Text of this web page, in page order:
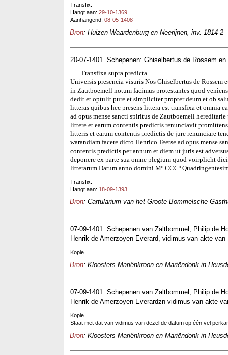
Transfix.
Hangt aan: 29-10-1369
Aanhangend: 08-05-1408
Bron: Huizen Waardenburg en Neerijnen, inv. 1814-2
20-07-1401. Schepenen: Ghiselbertus de Rossem
Transfixa supra predicta
Universis presencia visuris Nos Ghiselbertus de Rossem
in Zautboemell notum facimus protestantes quod
dedit et optulit pure et simpliciter propter deum et ob
litteras quibus hec presens littera est transfixa et omnia
ad opus mense sancti spiritus de Zautboemell
littere et earum contentis predictis renunciavit
litteris et earum contentis predictis de jure renunciare
warandiam facere dicto Henrico Teetse ad opus mense
contentis predictis per annum et diem ut juris est
deponere ex parte sua omne plegium quod voirplicht
litterarum Datum anno domini Mº CCCº
Transfix.
Hangt aan: 18-09-1393
Bron: Cartularium van het Groote Bommelsche
07-09-1401. Schepenen van Zaltbommel, Philip de
Henrik de Amerzoyen Everard, vidimus van akte van
Kopie.
Bron: Kloosters Mariënkroon en Mariëndonk in
07-09-1401. Schepenen van Zaltbommel, Philip de
Henrik de Amerzoyen Everardzn vidimus van akte
Kopie.
Staat met dat van vidimus van dezelfde datum op één vel
Bron: Kloosters Mariënkroon en Mariëndonk in